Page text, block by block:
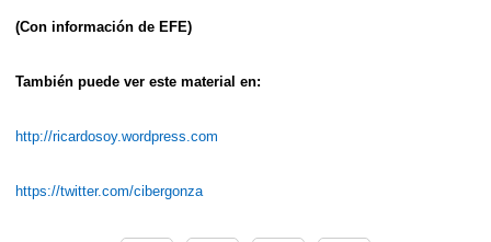
(Con información de EFE)
También puede ver este material en:
http://ricardosoy.wordpress.com
https://twitter.com/cibergonza